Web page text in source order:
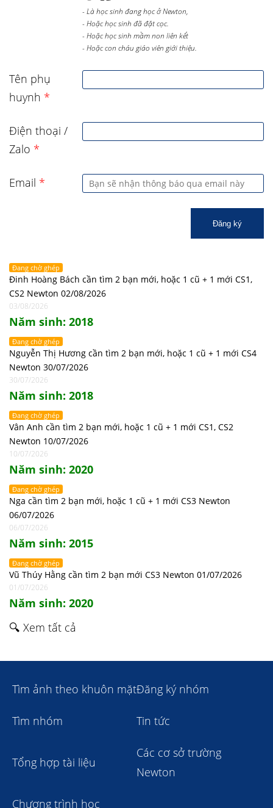
- Là học sinh đang học ở Newton,
- Hoặc học sinh đã đặt cọc.
- Hoặc học sinh mầm non liên kết
- Hoặc con cháu giáo viên giới thiệu.
Tên phụ
huynh *
Điện thoại /
Zalo *
Email *
Đăng ký
Đang chờ ghép
Đinh Hoàng Bách cần tìm 2 bạn mới, hoặc 1 cũ + 1 mới CS1,
CS2 Newton 02/08/2026
03/08/2026
Năm sinh: 2018
Đang chờ ghép
Nguyễn Thị Hương cần tìm 2 bạn mới, hoặc 1 cũ + 1 mới CS4
Newton 30/07/2026
30/07/2026
Năm sinh: 2018
Đang chờ ghép
Vân Anh cần tìm 2 bạn mới, hoặc 1 cũ + 1 mới CS1, CS2
Newton 10/07/2026
10/07/2026
Năm sinh: 2020
Đang chờ ghép
Nga cần tìm 2 bạn mới, hoặc 1 cũ + 1 mới CS3 Newton
06/07/2026
06/07/2026
Năm sinh: 2015
Đang chờ ghép
Vũ Thúy Hằng cần tìm 2 bạn mới CS3 Newton 01/07/2026
01/07/2026
Năm sinh: 2020
🔍 Xem tất cả
Tìm ảnh theo khuôn mặtĐăng ký nhóm
Tìm nhóm Tin tức
Tổng hợp tài liệu
Các cơ sở trường
Newton
Chương trình học